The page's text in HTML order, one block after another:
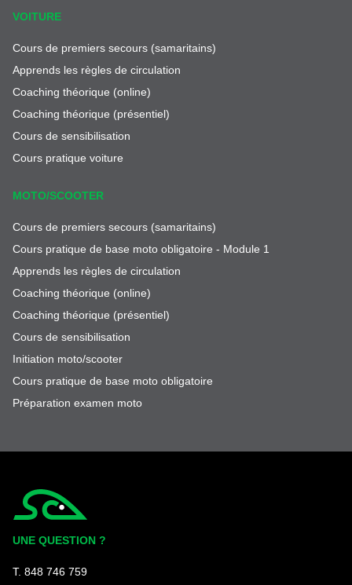
VOITURE
Cours de premiers secours (samaritains)
Apprends les règles de circulation
Coaching théorique (online)
Coaching théorique (présentiel)
Cours de sensibilisation
Cours pratique voiture
MOTO/SCOOTER
Cours de premiers secours (samaritains)
Cours pratique de base moto obligatoire - Module 1
Apprends les règles de circulation
Coaching théorique (online)
Coaching théorique (présentiel)
Cours de sensibilisation
Initiation moto/scooter
Cours pratique de base moto obligatoire
Préparation examen moto
UNE QUESTION ?
T. 848 746 759